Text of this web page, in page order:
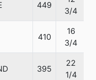
449
3/4
410
16
3/4
395
22
1/4